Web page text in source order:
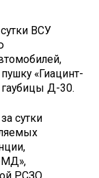
ВСУ
«Гиацинт-
гаубицы Д-30.
сутки
МД»,